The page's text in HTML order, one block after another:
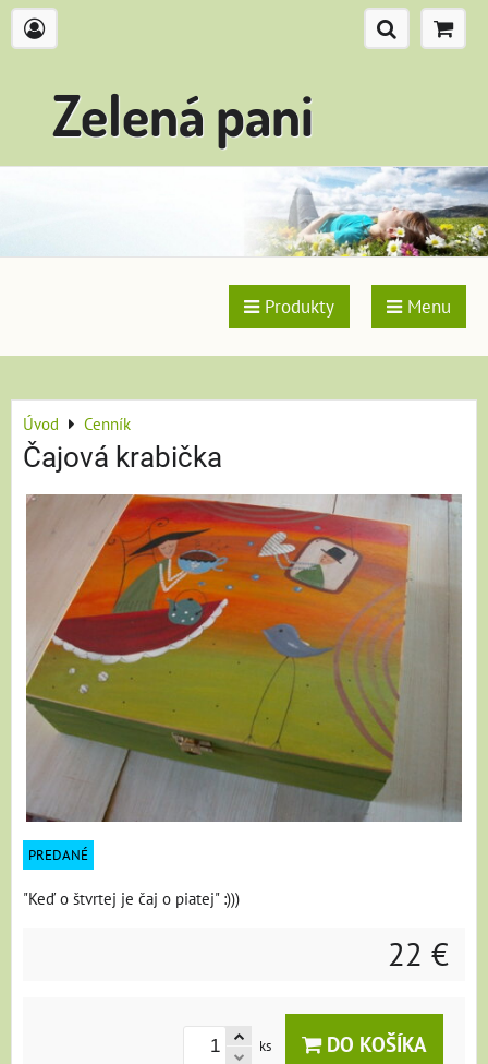
Zelená pani
Produkty Menu
Úvod Cenník
Čajová krabička
PREDANÉ
"Keď o štvrtej je čaj o piatej" :)))
22 €
ks DO KOŠÍKA